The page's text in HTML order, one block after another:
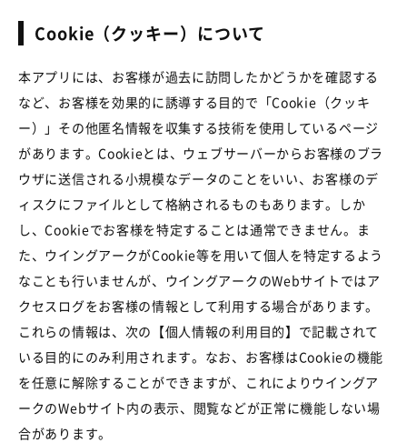
Cookie（クッキー）について
本アプリには、お客様が過去に訪問したかどうかを確認する
など、お客様を効果的に誘導する目的で「Cookie（クッキ
ー）」その他匿名情報を収集する技術を使用しているページ
があります。Cookieとは、ウェブサーバーからお客様のブラ
ウザに送信される小規模なデータのことをいい、お客様のデ
ィスクにファイルとして格納されるものもあります。しか
し、Cookieでお客様を特定することは通常できません。ま
た、ウイングアークがCookie等を用いて個人を特定するよう
なことも行いませんが、ウイングアークのWebサイトではア
クセスログをお客様の情報として利用する場合があります。
これらの情報は、次の【個人情報の利用目的】で記載されて
いる目的にのみ利用されます。なお、お客様はCookieの機能
を任意に解除することができますが、これによりウイングア
ークのWebサイト内の表示、閲覧などが正常に機能しない場
合があります。